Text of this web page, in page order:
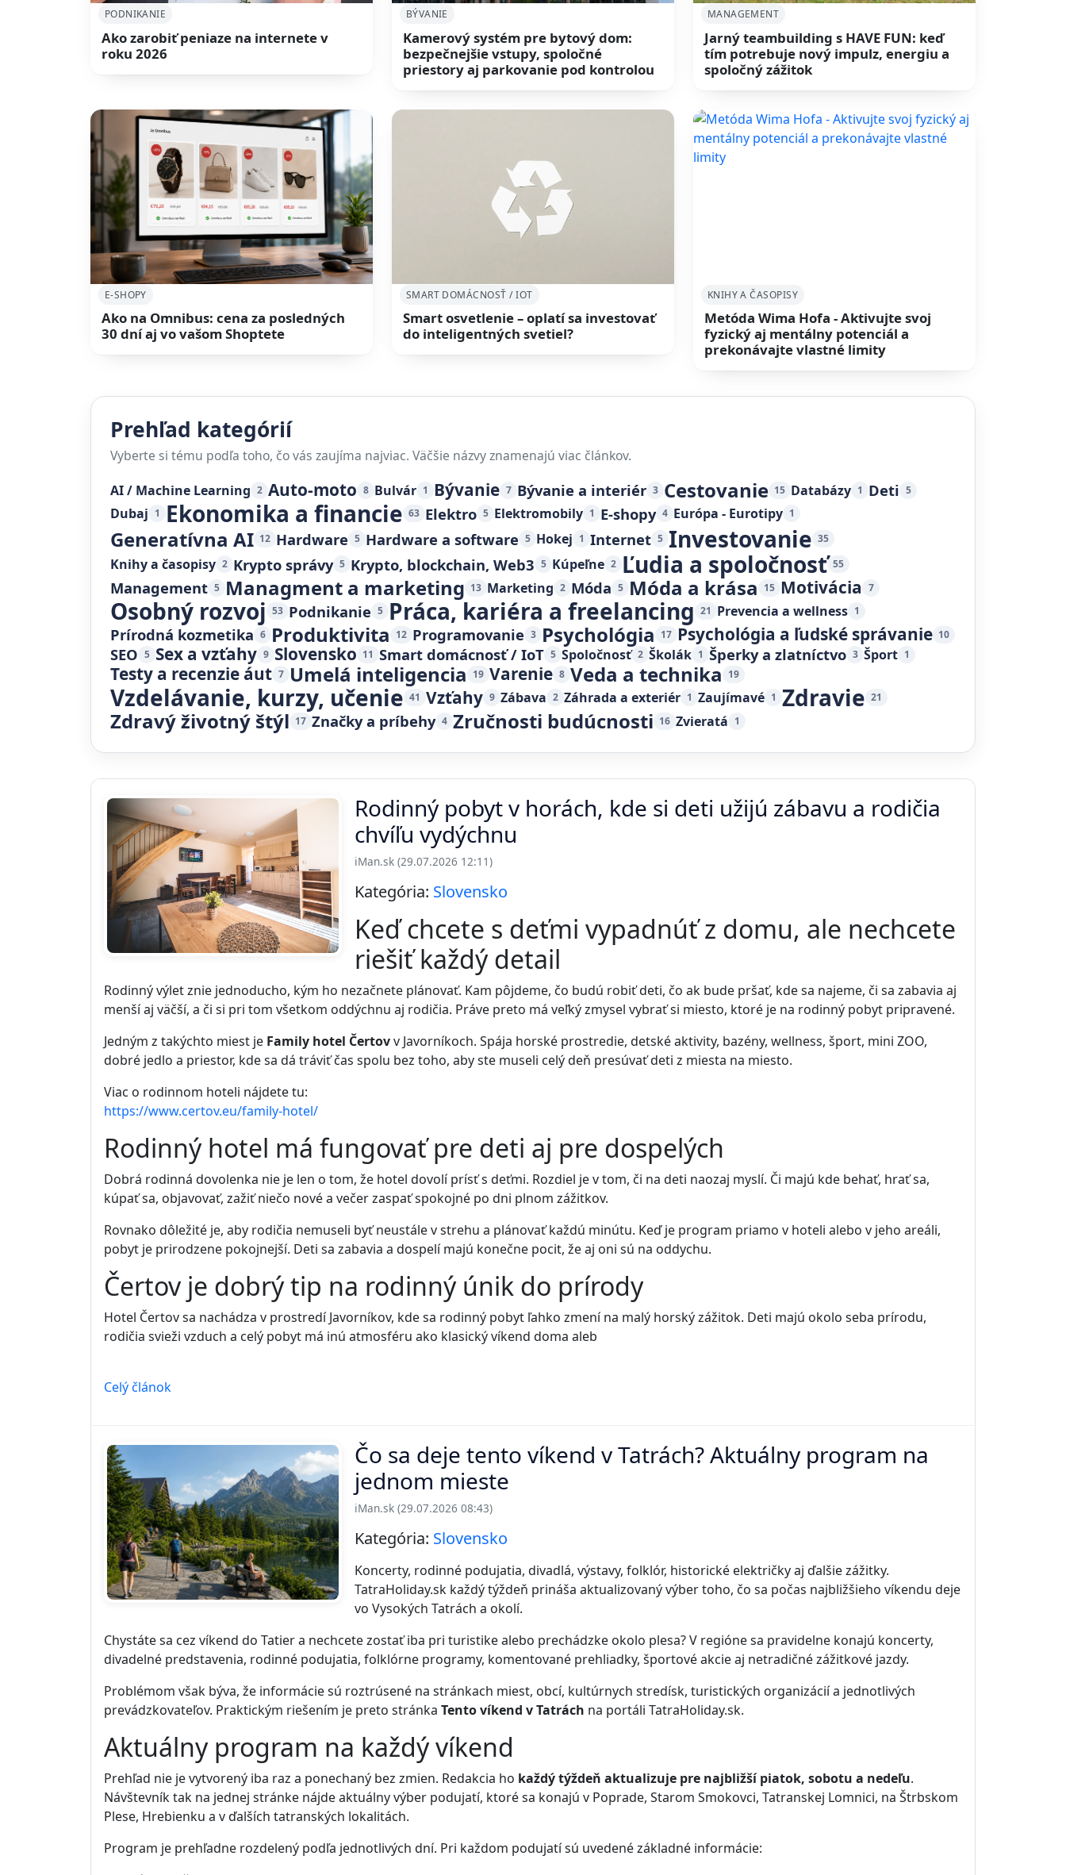
PODNIKANIE
Ako zarobiť peniaze na internete v
roku 2026
BÝVANIE
Kamerový systém pre bytový dom:
bezpečnejšie vstupy, spoločné
priestory aj parkovanie pod kontrolou
MANAGEMENT
Jarný teambuilding s HAVE FUN: keď
tím potrebuje nový impulz, energiu a
spoločný zážitok
E-SHOPY
Ako na Omnibus: cena za posledných
30 dní aj vo vašom Shoptete
SMART DOMÁCNOSŤ / IOT
Smart osvetlenie – oplatí sa investovať
do inteligentných svetiel?
KNIHY A ČASOPISY
Metóda Wima Hofa - Aktivujte svoj
fyzický aj mentálny potenciál a
prekonávajte vlastné limity
Prehľad kategórií
Vyberte si tému podľa toho, čo vás zaujíma najviac. Väčšie názvy znamenajú viac článkov.
AI / Machine Learning 2 Auto-moto 8 Bulvár 1 Bývanie 7 Bývanie a interiér 3 Cestovanie 15 Databázy 1 Deti 5
Dubaj 1 Ekonomika a financie 63 Elektro 5 Elektromobily 1 E-shopy 4 Európa - Eurotipy 1
Generatívna AI 12 Hardware 5 Hardware a software 5 Hokej 1 Internet 5 Investovanie 35
Knihy a časopisy 2 Krypto správy 5 Krypto, blockchain, Web3 5 Kúpeľne 2 Ľudia a spoločnosť 55
Management 5 Managment a marketing 13 Marketing 2 Móda 5 Móda a krása 15 Motivácia 7
Osobný rozvoj 53 Podnikanie 5 Práca, kariéra a freelancing 21 Prevencia a wellness 1
Prírodná kozmetika 6 Produktivita 12 Programovanie 3 Psychológia 17 Psychológia a ľudské správanie 10
SEO 5 Sex a vzťahy 9 Slovensko 11 Smart domácnosť / IoT 5 Spoločnosť 2 Školák 1 Šperky a zlatníctvo 3 Šport 1
Testy a recenzie áut 7 Umelá inteligencia 19 Varenie 8 Veda a technika 19
Vzdelávanie, kurzy, učenie 41 Vzťahy 9 Zábava 2 Záhrada a exteriér 1 Zaujímavé 1 Zdravie 21
Zdravý životný štýl 17 Značky a príbehy 4 Zručnosti budúcnosti 16 Zvieratá 1
Rodinný pobyt v horách, kde si deti užijú zábavu a rodičia
chvíľu vydýchnu
iMan.sk (29.07.2026 12:11)
Kategória: Slovensko
Keď chcete s deťmi vypadnúť z domu, ale nechcete
riešiť každý detail
Rodinný výlet znie jednoducho, kým ho nezačnete plánovať. Kam pôjdeme, čo budú robiť deti, čo ak bude pršať, kde sa najeme, či sa zabavia aj
menší aj väčší, a či si pri tom všetkom oddýchnu aj rodičia. Práve preto má veľký zmysel vybrať si miesto, ktoré je na rodinný pobyt pripravené.
Jedným z takýchto miest je Family hotel Čertovv Javorníkoch. Spája horské prostredie, detské aktivity, bazény, wellness, šport, mini ZOO,
dobré jedlo a priestor, kde sa dá tráviť čas spolu bez toho, aby ste museli celý deň presúvať deti z miesta na miesto.
Viac o rodinnom hoteli nájdete tu:
https://www.certov.eu/family-hotel/
Rodinný hotel má fungovať pre deti aj pre dospelých
Dobrá rodinná dovolenka nie je len o tom, že hotel dovolí prísť s deťmi. Rozdiel je v tom, či na deti naozaj myslí. Či majú kde behať, hrať sa,
kúpať sa, objavovať, zažiť niečo nové a večer zaspať spokojné po dni plnom zážitkov.
Rovnako dôležité je, aby rodičia nemuseli byť neustále v strehu a plánovať každú minútu. Keď je program priamo v hoteli alebo v jeho areáli,
pobyt je prirodzene pokojnejší. Deti sa zabavia a dospelí majú konečne pocit, že aj oni sú na oddychu.
Čertov je dobrý tip na rodinný únik do prírody
Hotel Čertov sa nachádza v prostredí Javorníkov, kde sa rodinný pobyt ľahko zmení na malý horský zážitok. Deti majú okolo seba prírodu,
rodičia svieži vzduch a celý pobyt má inú atmosféru ako klasický víkend doma aleb
Celý článok
Čo sa deje tento víkend v Tatrách? Aktuálny program na
jednom mieste
iMan.sk (29.07.2026 08:43)
Kategória: Slovensko
Koncerty, rodinné podujatia, divadlá, výstavy, folklór, historické električky aj ďalšie zážitky.
TatraHoliday.sk každý týždeň prináša aktualizovaný výber toho, čo sa počas najbližšieho víkendu deje
vo Vysokých Tatrách a okolí.
Chystáte sa cez víkend do Tatier a nechcete zostať iba pri turistike alebo prechádzke okolo plesa? V regióne sa pravidelne konajú koncerty,
divadelné predstavenia, rodinné podujatia, folklórne programy, komentované prehliadky, športové akcie aj netradičné zážitkové jazdy.
Problémom však býva, že informácie sú roztrúsené na stránkach miest, obcí, kultúrnych stredísk, turistických organizácií a jednotlivých
prevádzkovateľov. Praktickým riešením je preto stránka Tento víkend v Tatrách na portáli TatraHoliday.sk.
Aktuálny program na každý víkend
Prehľad nie je vytvorený iba raz a ponechaný bez zmien. Redakcia ho každý týždeň aktualizuje pre najbližší piatok, sobotu a nedeľu.
Návštevník tak na jednej stránke nájde aktuálny výber podujatí, ktoré sa konajú v Poprade, Starom Smokovci, Tatranskej Lomnici, na Štrbskom
Plese, Hrebienku a v ďalších tatranských lokalitách.
Program je prehľadne rozdelený podľa jednotlivých dní. Pri každom podujatí sú uvedené základné informácie: